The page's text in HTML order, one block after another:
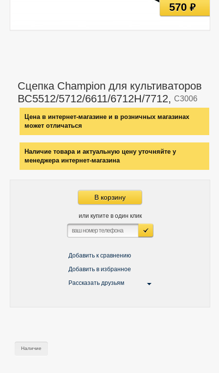
Сцепка Champion для культиваторов
ВС5512/5712/6611/6712Н/7712, C3006
Цена в интернет-магазине и в розничных магазинах
может отличаться
Наличие товара и актуальную цену уточняйте у
менеджера интернет-магазина
В корзину
или купите в один клик
Добавить к сравнению
Добавить в избранное
Рассказать друзьям
570руб
Наличие